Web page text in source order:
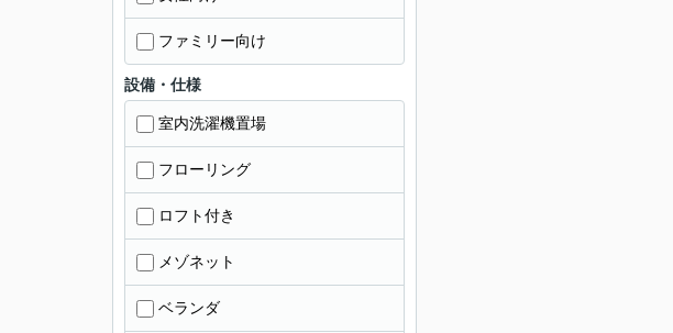
ファミリー向け
設備・仕様
室内洗濯機置場
フローリング
ロフト付き
メゾネット
ベランダ